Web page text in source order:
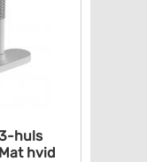
huls
hvid